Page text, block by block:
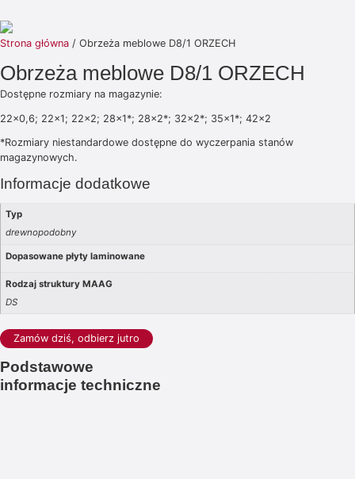
Strona główna / Obrzeża meblowe D8/1 ORZECH
Obrzeża meblowe D8/1 ORZECH
Dostępne rozmiary na magazynie:
22×0,6; 22×1; 22×2; 28×1*; 28×2*; 32×2*; 35×1*; 42×2
*Rozmiary niestandardowe dostępne do wyczerpania stanów
magazynowych.
Informacje dodatkowe
Typ
drewnopodobny
Dopasowane płyty laminowane
Rodzaj struktury MAAG
DS
Zamów dziś, odbierz jutro
Podstawowe
informacje techniczne